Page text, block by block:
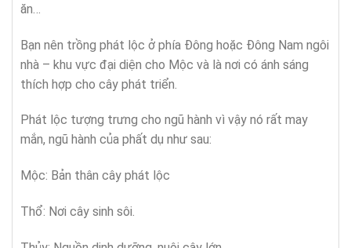
ăn…
Bạn nên trồng phát lộc ở phía Đông hoặc Đông Nam ngôi
nhà – khu vực đại diện cho Mộc và là nơi có ánh sáng
thích hợp cho cây phát triển.
Phát lộc tượng trưng cho ngũ hành vì vậy nó rất may
mắn, ngũ hành của phất dụ như sau:
Mộc: Bản thân cây phát lộc
Thổ: Nơi cây sinh sôi.